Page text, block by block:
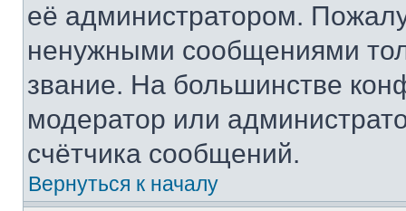
её администратором.
ненужными сообщениями
звание. На большинстве
модератор или
счётчика сообщений.
Вернуться к началу